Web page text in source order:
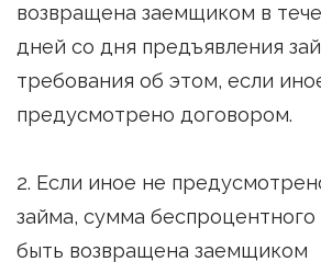
возвращена заемщиком в
дней со дня предъявления
требования об этом, если
предусмотрено договором.
2. Если иное не
займа, сумма
быть возвращена заемщиком